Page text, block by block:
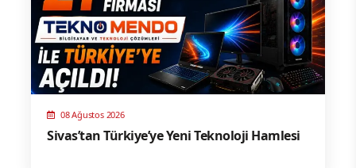
08 Ağustos 2026
Sivas’tan Türkiye’ye Yeni Teknoloji Hamlesi